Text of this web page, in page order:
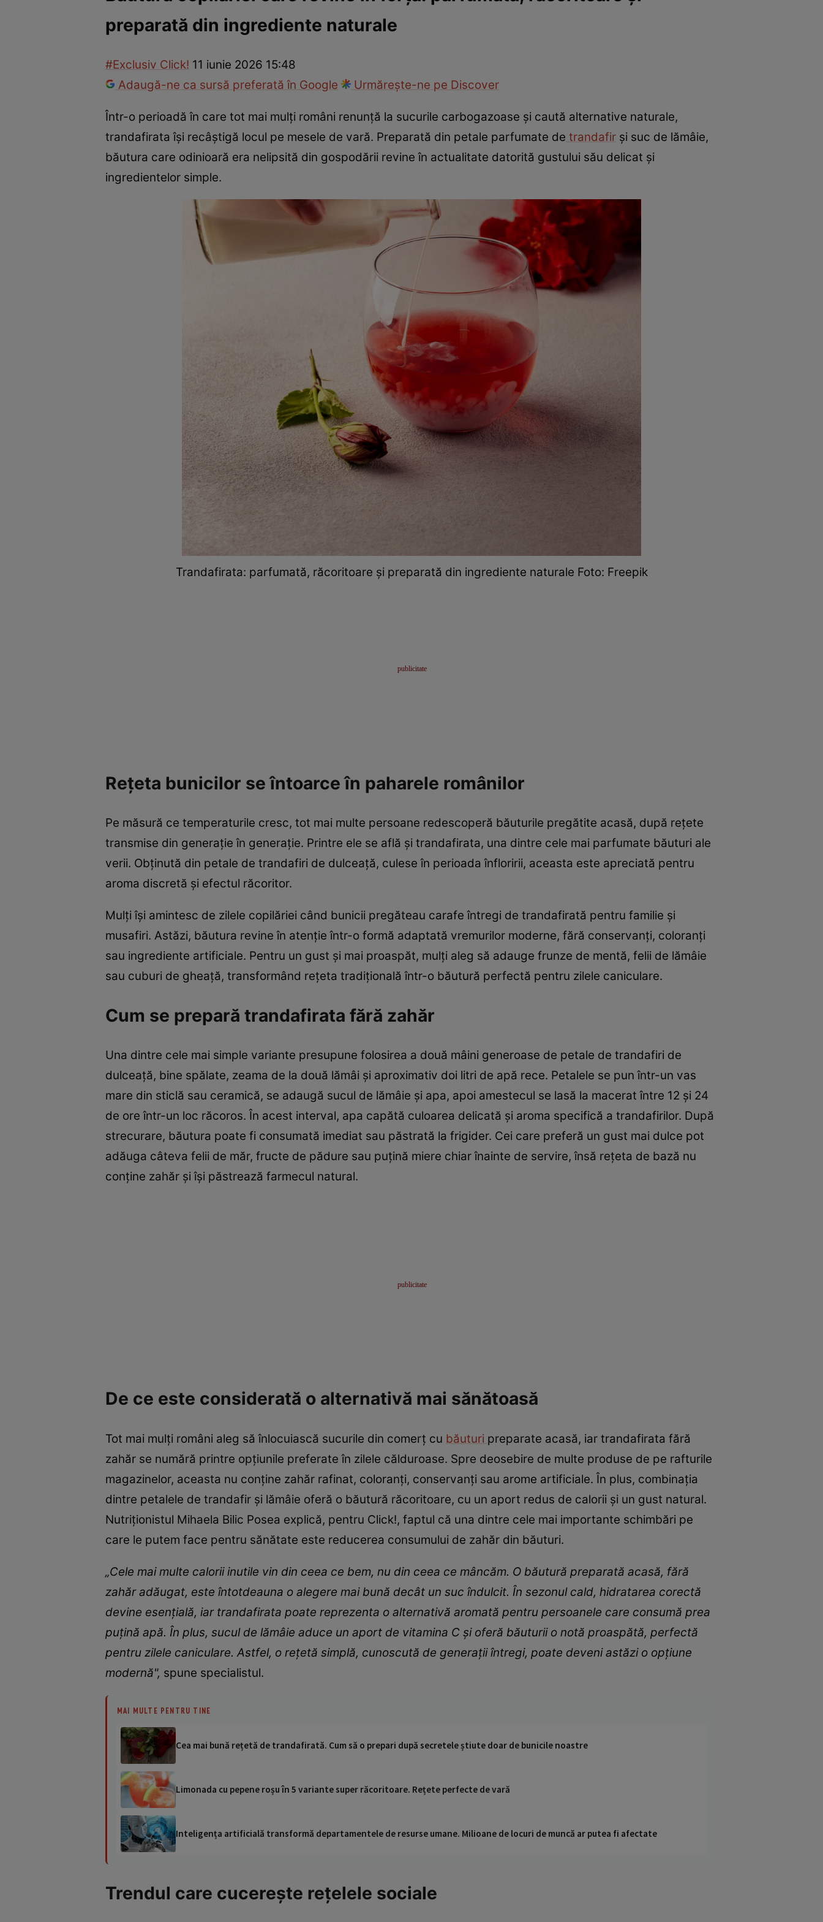
InternaționalFapt diversTehnologieNațional Sport
preparată din ingrediente naturale
#Exclusiv Click! 11 iunie 2026 15:48
Adaugă-ne ca sursă preferată în Google
Urmărește-ne pe Discover
Într-o perioadă în care tot mai mulți români renunță la sucurile carbogazoase și caută alternative naturale,
trandafirata își recâștigă locul pe mesele de vară. Preparată din petale parfumate de trandafir și suc de lămâie,
băutura care odinioară era nelipsită din gospodării revine în actualitate datorită gustului său delicat și
ingredientelor simple.
Trandafirata: parfumată, răcoritoare și preparată din ingrediente naturale Foto: Freepik
Rețeta bunicilor se întoarce în paharele românilor
Pe măsură ce temperaturile cresc, tot mai multe persoane redescoperă băuturile pregătite acasă, după rețete
transmise din generație în generație. Printre ele se află și trandafirata, una dintre cele mai parfumate băuturi ale
verii. Obținută din petale de trandafiri de dulceață, culese în perioada înfloririi, aceasta este apreciată pentru
aroma discretă și efectul răcoritor.
Mulți își amintesc de zilele copilăriei când bunicii pregăteau carafe întregi de trandafirată pentru familie și
musafiri. Astăzi, băutura revine în atenție într-o formă adaptată vremurilor moderne, fără conservanți, coloranți
sau ingrediente artificiale. Pentru un gust și mai proaspăt, mulți aleg să adauge frunze de mentă, felii de lămâie
sau cuburi de gheață, transformând rețeta tradițională într-o băutură perfectă pentru zilele caniculare.
Cum se prepară trandafirata fără zahăr
Una dintre cele mai simple variante presupune folosirea a două mâini generoase de petale de trandafiri de
dulceață, bine spălate, zeama de la două lămâi și aproximativ doi litri de apă rece. Petalele se pun într-un vas
mare din sticlă sau ceramică, se adaugă sucul de lămâie și apa, apoi amestecul se lasă la macerat între 12 și 24
de ore într-un loc răcoros. În acest interval, apa capătă culoarea delicată și aroma specifică a trandafirilor. După
strecurare, băutura poate fi consumată imediat sau păstrată la frigider. Cei care preferă un gust mai dulce pot
adăuga câteva felii de măr, fructe de pădure sau puțină miere chiar înainte de servire, însă rețeta de bază nu
conține zahăr și își păstrează farmecul natural.
De ce este considerată o alternativă mai sănătoasă
Tot mai mulți români aleg să înlocuiască sucurile din comerț cu băuturi preparate acasă, iar trandafirata fără
zahăr se numără printre opțiunile preferate în zilele călduroase. Spre deosebire de multe produse de pe rafturile
magazinelor, aceasta nu conține zahăr rafinat, coloranți, conservanți sau arome artificiale. În plus, combinația
dintre petalele de trandafir și lămâie oferă o băutură răcoritoare, cu un aport redus de calorii și un gust natural.
Nutriționistul Mihaela Bilic Posea explică, pentru Click!, faptul că una dintre cele mai importante schimbări pe
care le putem face pentru sănătate este reducerea consumului de zahăr din băuturi.
„Cele mai multe calorii inutile vin din ceea ce bem, nu din ceea ce mâncăm. O băutură preparată acasă, fără
zahăr adăugat, este întotdeauna o alegere mai bună decât un suc îndulcit. În sezonul cald, hidratarea corectă
devine esențială, iar trandafirata poate reprezenta o alternativă aromată pentru persoanele care consumă prea
puțină apă. În plus, sucul de lămâie aduce un aport de vitamina C și oferă băuturii o notă proaspătă, perfectă
pentru zilele caniculare. Astfel, o rețetă simplă, cunoscută de generații întregi, poate deveni astăzi o opțiune
modernă", spune specialistul.
MAI MULTE PENTRU TINE
Cea mai bună rețetă de trandafirată. Cum să o prepari după secretele știute doar de bunicile noastre
Limonada cu pepene roșu în 5 variante super răcoritoare. Rețete perfecte de vară
Inteligența artificială transformă departamentele de resurse umane. Milioane de locuri de muncă ar putea fi afectate
Trendul care cucerește rețelele sociale